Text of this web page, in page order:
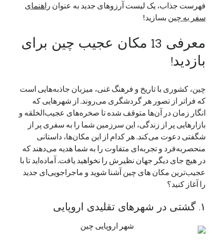
یک نویسنده دیدگاه وردپرسدرتعمیرات تخصصی فیس آیدی
بایگانی‌ها
مارس 2026
ژانویه 2026
دسامبر 2025
نوامبر 2025
آگوست 2025
جولای 2025
ژوئن 2025
می 2025
آوریل 2025
مارس 2025
ژانویه 2025
نوامبر 2024
فهرست جذاب، یک لیست آرزوهای جدید به عنوان راهنمای
سفر به چین بسازید!
معرفی 13 مکان عجیب چین برای
بازدید!
چین، کشوری با تاریخ و فرهنگ غنی، میزبان جاذبه‌هایی است
که فراتر از تصور هر گردشگری می‌روند. از شهرهایی که
انگار زمان در آن‌ها متوقف شده تا صخره‌های عجیب‌الخلقه و
بازارهایی پر از زندگی، این سرزمین شما را به سفری پر از
شگفتی دعوت می‌کند. هر کدام از این مکان‌ها، داستانی
منحصربه‌فرد و تجربه‌ای متفاوت را به شما هدیه می‌دهند که
در هیچ جای دیگر جهان نظیرش را نخواهید یافت. آماده‌اید تا با
عجیب‌ترین مکان های چین آشنا شوید و ماجراجویی‌ای جدید
را آغاز کنید؟
۱. گشتی در شهرهای تقلیدی اروپایی